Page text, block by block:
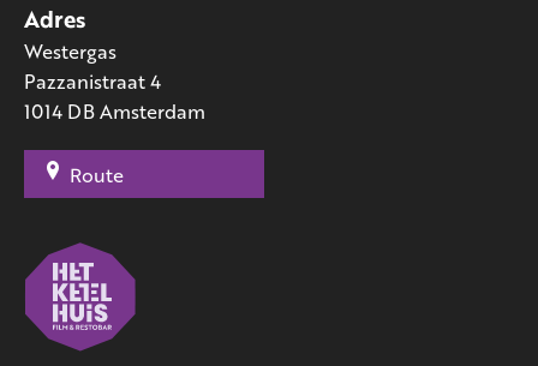
Adres
Westergas
Pazzanistraat 4
1014 DB Amsterdam
Route